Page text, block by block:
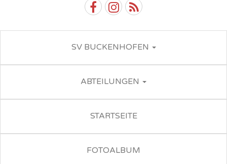
SV BUCKENHOFEN
ABTEILUNGEN
STARTSEITE
FOTOALBUM